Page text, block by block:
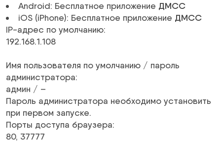
Android: Бесплатное приложение ДМСС
iOS (iPhone): Бесплатное приложение ДМСС
IP-адрес по умолчанию:
192.168.1.108
Имя пользователя по умолчанию / пароль
администратора:
админ / –
Пароль администратора необходимо установить
при первом запуске.
Порты доступа браузера:
80, 37777